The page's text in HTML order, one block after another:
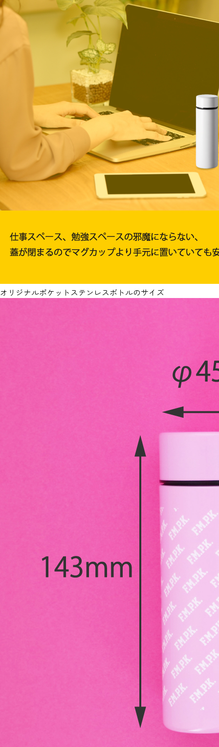
オリジナルポケットステンレスボトルのサイズ